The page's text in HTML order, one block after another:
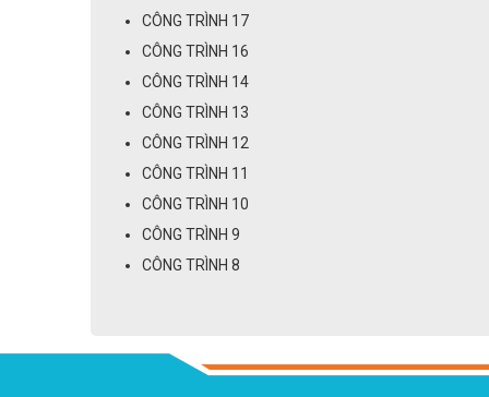
CÔNG TRÌNH 17
CÔNG TRÌNH 16
CÔNG TRÌNH 14
CÔNG TRÌNH 13
CÔNG TRÌNH 12
CÔNG TRÌNH 11
CÔNG TRÌNH 10
CÔNG TRÌNH 9
CÔNG TRÌNH 8